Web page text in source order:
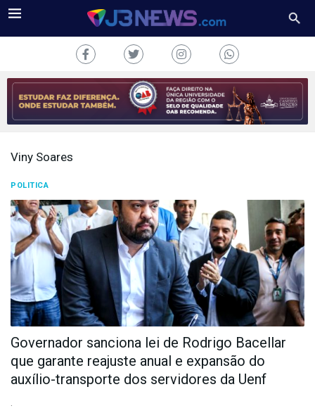
J3NEWS
COLUNAS
FALE
CONOSCO
Copyright
2024
por
Hesea
Tecnologia
Sistemas
Viny Soares
POLITICA
Governador sanciona lei de Rodrigo Bacellar
que garante reajuste anual e expansão do
auxílio-transporte dos servidores da Uenf